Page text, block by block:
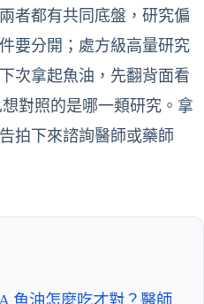
者都有共同底盤，研究偏
要分開；處方級高量研究
次拿起魚油，先翻背面看
對照的是哪一類研究。拿
拍下來諮詢醫師或藥師